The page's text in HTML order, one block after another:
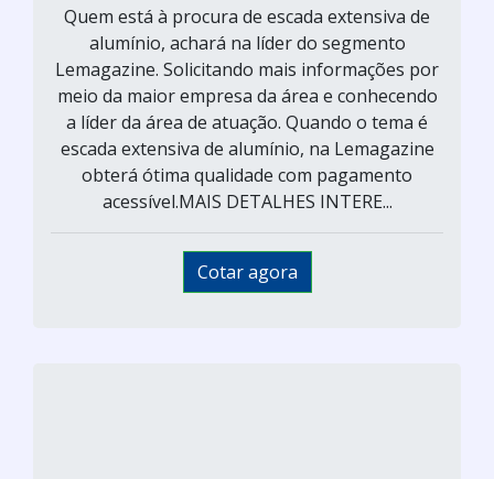
Quem está à procura de escada extensiva de
alumínio, achará na líder do segmento
Lemagazine. Solicitando mais informações por
meio da maior empresa da área e conhecendo
a líder da área de atuação. Quando o tema é
escada extensiva de alumínio, na Lemagazine
obterá ótima qualidade com pagamento
acessível.MAIS DETALHES INTERE...
Cotar agora